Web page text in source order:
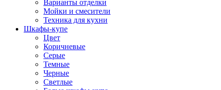
Варианты отделки
Мойки и смесители
Техника для кухни
Шкафы-купе
Цвет
Коричневые
Серые
Темные
Черные
Светлые